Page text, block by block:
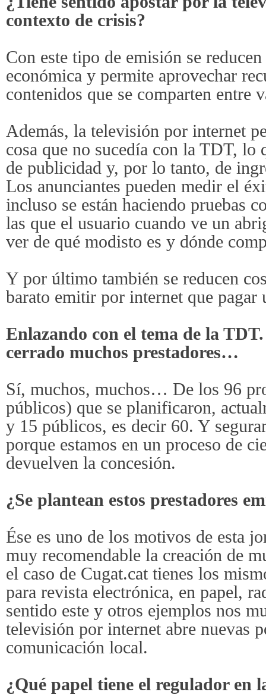
contexto de crisis?
Con este tipo de emisión se
económica y permite aprovechar
contenidos que se comparten entre
Además, la televisión por internet
cosa que no sucedía con la TDT, lo
de publicidad y, por lo tanto, de
Los anunciantes pueden medir el
incluso se están haciendo pruebas
las que el usuario cuando ve un
ver de qué modisto es y dónde
Y por último también se reducen
barato emitir por internet que
Enlazando con el tema de la
cerrado muchos prestadores…
Sí, muchos, muchos… De los 96
públicos) que se planificaron,
y 15 públicos, es decir 60. Y
porque estamos en un proceso de
devuelven la concesión.
¿Se plantean estos prestadores
Ése es uno de los motivos de esta
muy recomendable la creación de
el caso de Cugat.cat tienes los
para revista electrónica, en papel,
sentido este y otros ejemplos nos
televisión por internet abre nuevas
comunicación local.
¿Qué papel tiene el regulador en